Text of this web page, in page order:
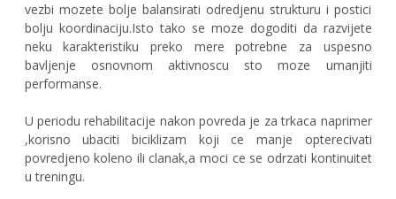
vezbi mozete bolje balansirati odredjenu strukturu i postici
bolju koordinaciju.Isto tako se moze dogoditi da razvijete
neku karakteristiku preko mere potrebne za uspesno
bavljenje osnovnom aktivnoscu sto moze umanjiti
performanse.
U periodu rehabilitacije nakon povreda je za trkaca naprimer
,korisno ubaciti biciklizam koji ce manje opterecivati
povredjeno koleno ili clanak,a moci ce se odrzati kontinuitet
u treningu.